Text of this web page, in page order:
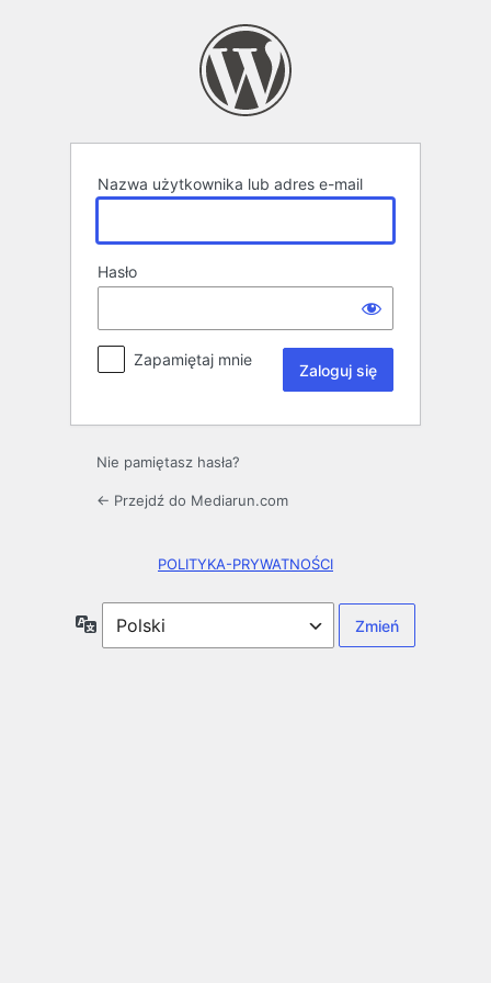
Nazwa użytkownika lub adres e-mail
Hasło
Zapamiętaj mnie
Nie pamiętasz hasła?
← Przejdź do Mediarun.com
POLITYKA-PRYWATNOŚCI
Język